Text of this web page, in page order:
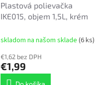
Plastová polievačka
IKE015, objem 1,5L, krém
skladom na našom sklade (6 ks)
€1,62 bez DPH
€1,99